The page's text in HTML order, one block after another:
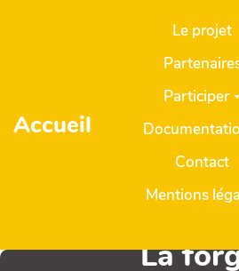
Aller au contenu principal
Accueil
Le projet
Participer
Contact
Mentions
La